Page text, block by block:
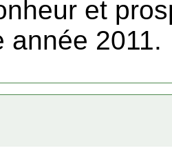
et
année 2011.